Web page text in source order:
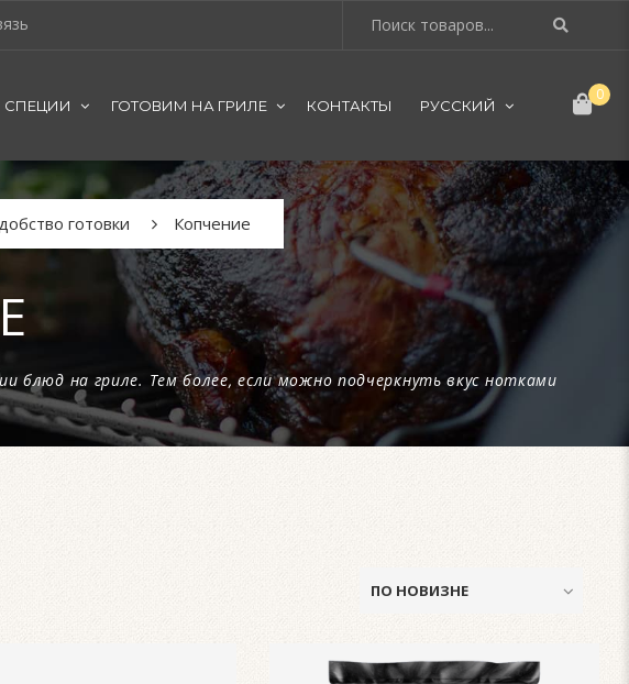
СПЕЦИИ ГОТОВИМ НА ГРИЛЕ КОНТАКТЫ РУССКИЙ
0
на гриле. Тем более, если можно подчеркнуть вкус нотками
готовки Копчение